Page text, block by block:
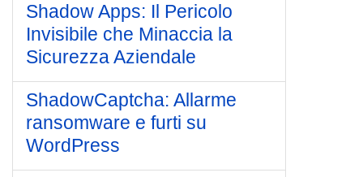
Shadow Apps: Il Pericolo
Invisibile che Minaccia la
Sicurezza Aziendale
ShadowCaptcha: Allarme
ransomware e furti su
WordPress